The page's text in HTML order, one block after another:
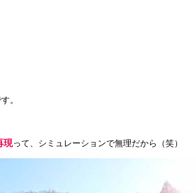
。
現って、シミュレーションで無理だから（笑）